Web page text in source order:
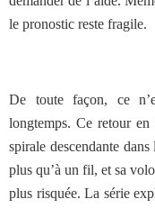
le pronostic reste fragile.
De toute façon, ce
longtemps. Ce retour en
spirale descendante
plus qu’à un fil, et sa
plus risquée. La série